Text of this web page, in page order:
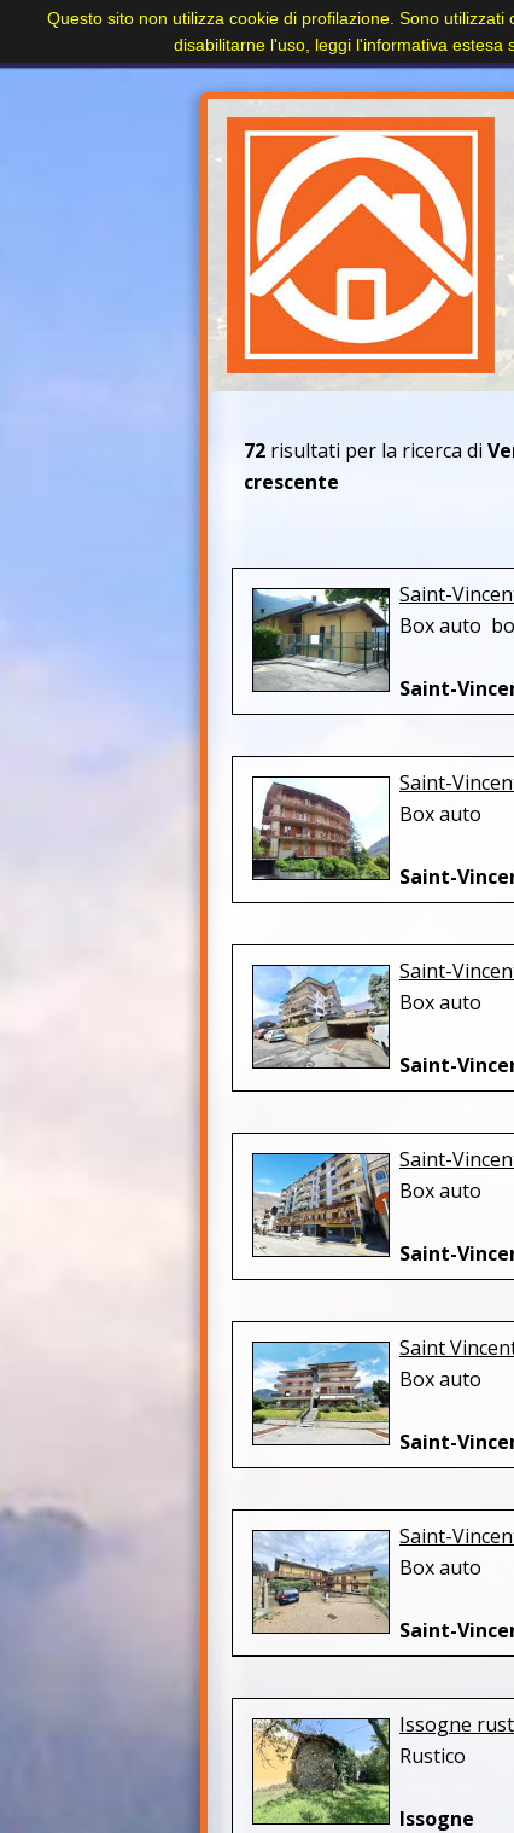
Home
+
Paesi Immobili Cerca
72 risultati per la ricerca di
crescente
Saint-
Box auto
Saint-
Saint-
Box auto
Saint-
Saint-
Box auto
Saint-
Saint-
Box auto
Saint-
Saint
Box auto
Saint-
Saint-
Box auto
Saint-
Issogne
Rustico
Issogne
Questo sito non utilizza cookie di profilazione. Sono
disabilitarne l'uso, leggi l'informativa estesa